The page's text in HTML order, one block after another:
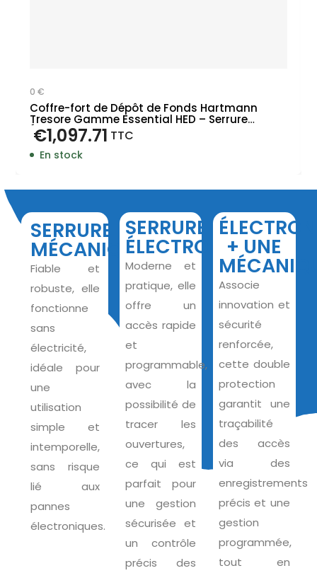
0 €
Coffre-fort de Dépôt de Fonds Hartmann
Tresore Gamme Essential HED – Serrure
Électronique
€1,097.71 TTC
En stock
SERRURE
MÉCANIQUE
Fiable et
robuste, elle
fonctionne
sans
électricité,
idéale pour
une
utilisation
simple et
intemporelle,
sans risque
lié aux
pannes
électroniques.
SERRURE
ÉLECTRONIQUE
Moderne et
pratique, elle
offre un
accès rapide
et
programmable,
avec la
possibilité de
tracer les
ouvertures,
ce qui est
parfait pour
une gestion
sécurisée et
un contrôle
précis des
+ UNE
Associe
innovation et
sécurité
renforcée,
cette double
protection
garantit une
traçabilité
des accès
via des
enregistrements
précis et une
gestion
programmée,
tout en